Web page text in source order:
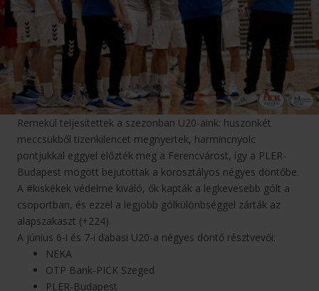
Remekül teljesítettek a szezonban U20-aink: huszonkét
meccsükből tizenkilencet megnyertek, harmincnyolc
pontjukkal eggyel előzték meg a Ferencvárost, így a PLER-
Budapest mögött bejutottak a korosztályos négyes döntőbe.
A #kiskékek védelme kiváló, ők kapták a legkevesebb gólt a
csoportban, és ezzel a legjobb gólkülönbséggel zárták az
alapszakaszt (+224).
A június 6-i és 7-i dabasi U20-a négyes döntő résztvevői:
NEKA
OTP Bank-PICK Szeged
PLER-Budapest